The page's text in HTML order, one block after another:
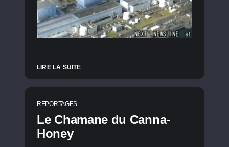
LIRE LA SUITE
REPORTAGES
Le Chamane du Canna-
Honey